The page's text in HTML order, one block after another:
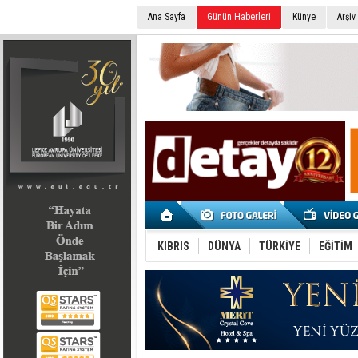
Ana Sayfa Günün Haberleri Künye Arşiv
KIBRIS DÜNYA TÜRKİYE EĞİTİM